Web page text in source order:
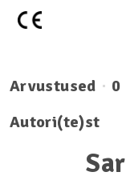
Arvustused
0
Autori(te)st